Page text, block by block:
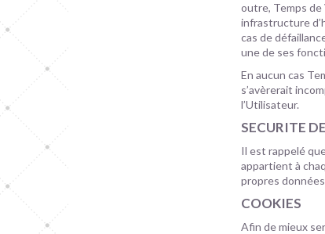
outre, Temps
infrastructure
cas de
une de ses
En aucun cas
s’avèrerait
l’Utilisateur.
SECURITE
Il est rappelé
appartient à
propres
COOKIES
Afin de mieux